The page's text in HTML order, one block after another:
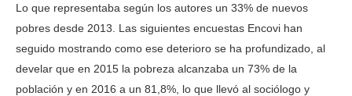
Lo que representaba según los autores un 33% de nuevos
pobres desde 2013. Las siguientes encuestas Encovi han
seguido mostrando como ese deterioro se ha profundizado, al
develar que en 2015 la pobreza alcanzaba un 73% de la
población y en 2016 a un 81,8%, lo que llevó al sociólogo y